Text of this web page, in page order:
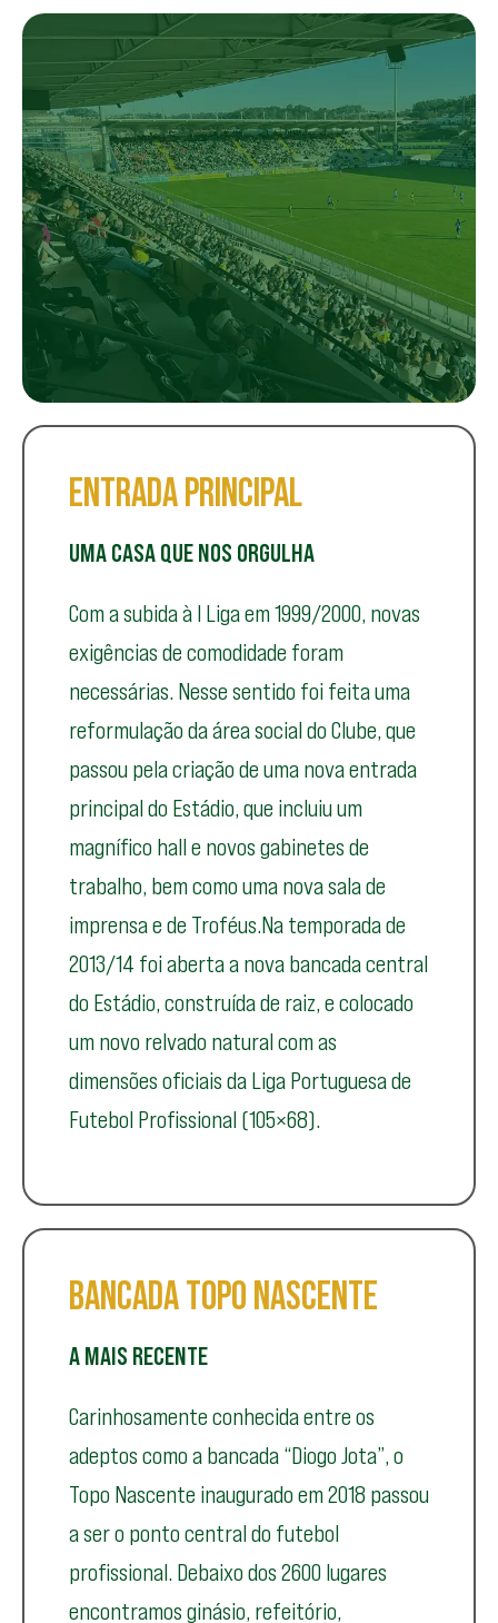
ENTRADA PRINCIPAL
UMA CASA QUE NOS ORGULHA
Com a subida à I Liga em 1999/2000, novas
exigências de comodidade foram
necessárias. Nesse sentido foi feita uma
reformulação da área social do Clube, que
passou pela criação de uma nova entrada
principal do Estádio, que incluiu um
magnífico hall e novos gabinetes de
trabalho, bem como uma nova sala de
imprensa e de Troféus.Na temporada de
2013/14 foi aberta a nova bancada central
do Estádio, construída de raiz, e colocado
um novo relvado natural com as
dimensões oficiais da Liga Portuguesa de
Futebol Profissional (105×68).
BANCADA TOPO NASCENTE
A MAIS RECENTE
Carinhosamente conhecida entre os
adeptos como a bancada “Diogo Jota”, o
Topo Nascente inaugurado em 2018 passou
a ser o ponto central do futebol
profissional. Debaixo dos 2600 lugares
encontramos ginásio, refeitório,